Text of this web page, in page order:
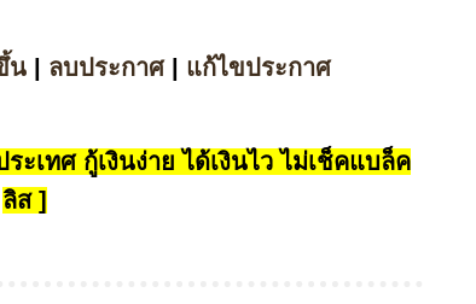
น| ลบประกาศ| แก้ไขประกาศ
เทศ กู้เงินง่าย ได้เงินไว ไม่เช็คแบล็ค
ลิส ]